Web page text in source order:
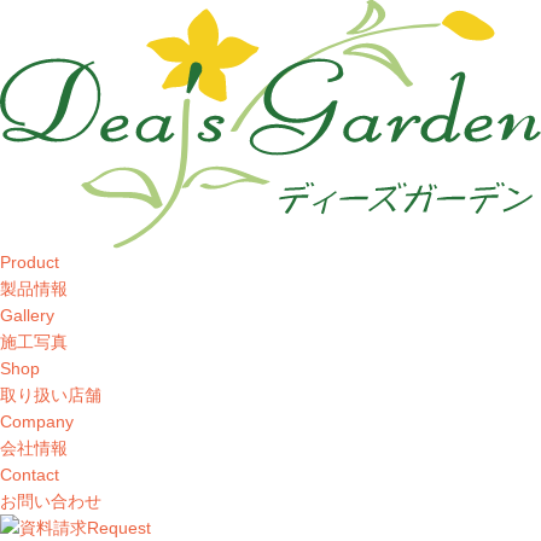
Product
製品情報
Gallery
施工写真
Shop
取り扱い店舗
Company
会社情報
Contact
お問い合わせ
Request